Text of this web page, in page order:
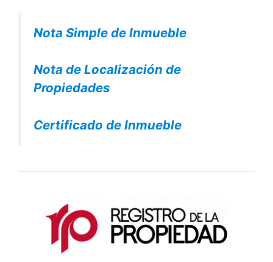
Nota Simple de Inmueble
Nota de Localización de
Propiedades
Certificado de Inmueble